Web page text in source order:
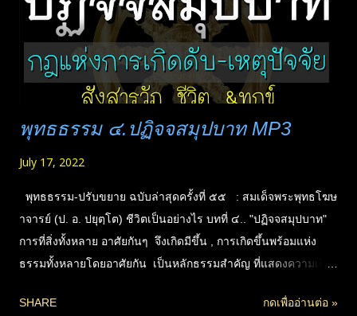
เลือก APP ที่ใช้แตกไฟล...
พุทธธรรม ๔.ปฏิจจสมุปบาท MP3
July 17, 2022
พุทธธรรม-ปรับขยาย ฉบับล่าสุดครั้งที่ ๕๕ : สมเด็จพระพุทธโฆษ
าจารย์ (ป. อ. ปยุตฺโต) ชีวิตเป็นอย่างไร บทที่ ๔.. "ปฏิจจสมุปบาท"
การที่สิ่งทั้งหลาย อาศัยกันๆ จึงเกิดมีขึ้น , การเกิดขึ้นพร้อมแห่ง
ธรรมทั้งหลายโดยอาศัยกัน เป็นหลักธรรมสำคัญ ที่แสดงความเกิด
ทัปปัจจยตา หรือ ปัจจยาการ "ปฏิจจสมุปบาท" คือกฎธรรมชาติ หรือ
SHARE กดเพื่ออ่านต่อ »